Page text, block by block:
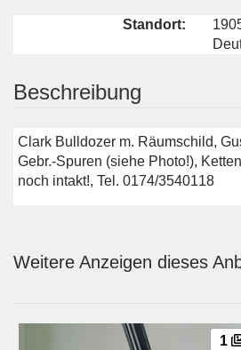
Standort:
Beschreibung
Clark Bulldozer m. Räumschild,
Gebr.-Spuren (siehe Photo!),
noch intakt!, Tel. 0174/3540118
Weitere Anzeigen dieses
1